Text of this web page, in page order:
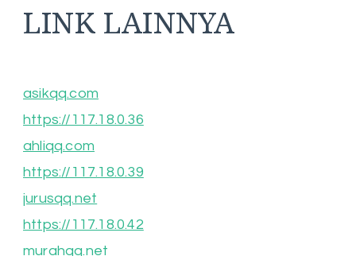
LINK LAINNYA
asikqq.com
https://117.18.0.36
ahliqq.com
https://117.18.0.39
jurusqq.net
https://117.18.0.42
murahqq.net